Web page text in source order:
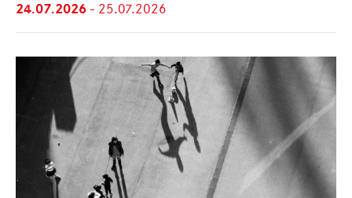
24.07.2026 - 25.07.2026